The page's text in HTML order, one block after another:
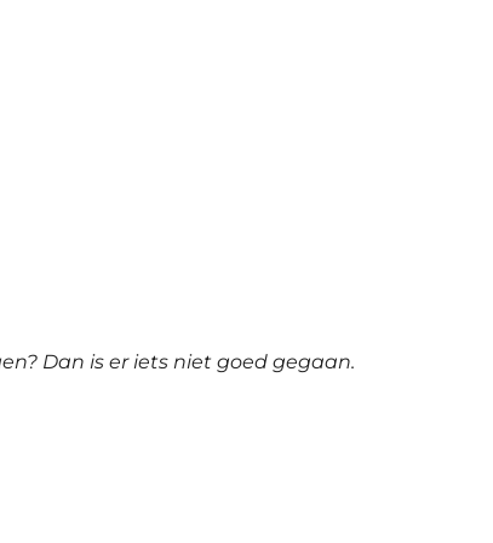
Dan is er iets niet goed gegaan.